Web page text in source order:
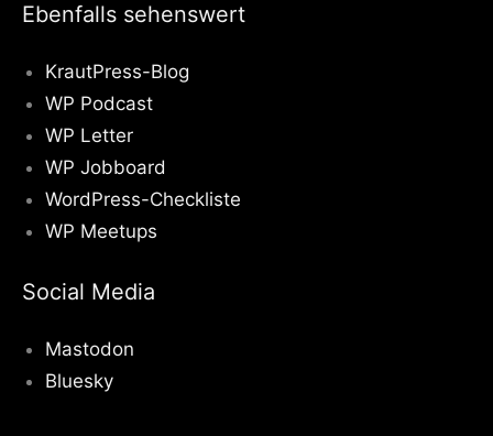
Ebenfalls sehenswert
KrautPress-Blog
WP Podcast
WP Letter
WP Jobboard
WordPress-Checkliste
WP Meetups
Social Media
Mastodon
Bluesky